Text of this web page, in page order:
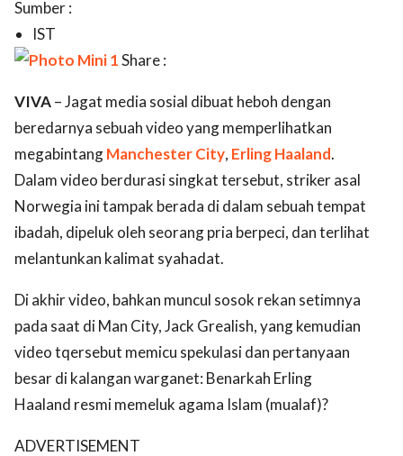
Sumber :
IST
Share :
VIVA– Jagat media sosial dibuat heboh dengan
beredarnya sebuah video yang memperlihatkan
megabintangManchester City, Erling Haaland.
Dalam video berdurasi singkat tersebut, striker asal
Norwegia ini tampak berada di dalam sebuah tempat
ibadah, dipeluk oleh seorang pria berpeci, dan terlihat
melantunkan kalimat syahadat.
Di akhir video, bahkan muncul sosok rekan setimnya
pada saat di Man City, Jack Grealish, yang kemudian
video tqersebut memicu spekulasi dan pertanyaan
besar di kalangan warganet: Benarkah Erling
Haaland resmi memeluk agama Islam (mualaf)?
ADVERTISEMENT